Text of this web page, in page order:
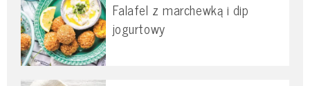
Falafel z marchewką i dip
jogurtowy